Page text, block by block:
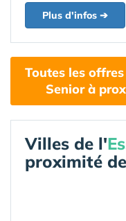
Plus d'infos ➔
Toutes les
Senior à
Villes de l'
proximité de